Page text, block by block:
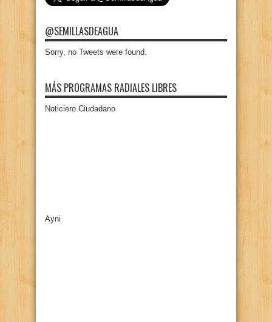
@SEMILLASDEAGUA
Sorry, no Tweets were found.
MÁS PROGRAMAS RADIALES LIBRES
Noticiero Ciudadano
Ayni